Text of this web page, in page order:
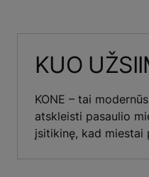
KUO
KONE – tai
atskleisti pasaulio
įsitikinę, kad miestai